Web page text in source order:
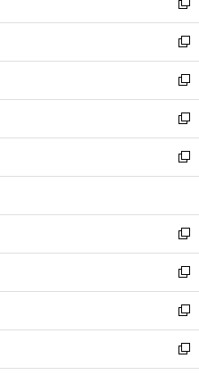
で
開
く
ド
ウ
で
開
く
ィ
ン
ド
ウ
で
開
く
い
ウ
ィ
ン
ド
ウ
で
開
く
新
し
い
ウ
ィ
ン
ド
ウ
で
開
新
し
い
ウ
ィ
ン
ド
ウ
開
く
新
し
い
ウ
ィ
ン
ウ
で
開
く
新
し
い
ウ
ン
ド
ウ
で
開
く
新
し
ウ
ィ
ン
ド
ウ
で
開
く
新
し
い
ウ
ィ
ン
ド
ウ
新
し
い
ウ
ィ
ン
新
し
い
ウ
新
し